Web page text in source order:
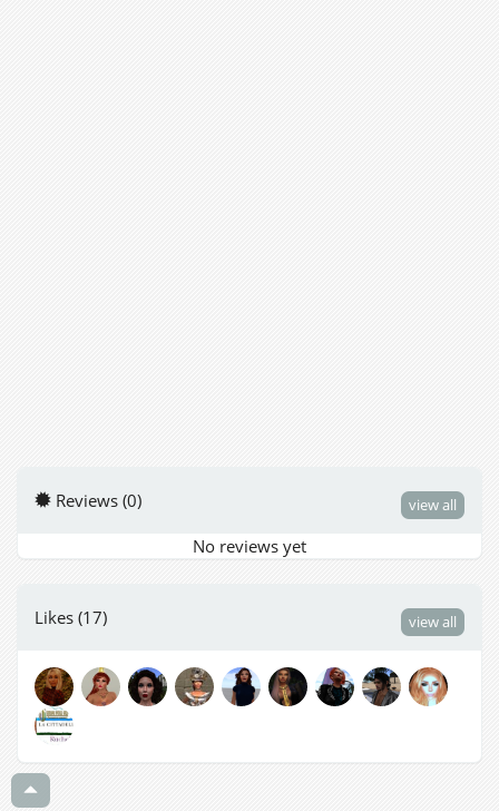
Reviews (0) view all
No reviews yet
Likes (17) view all